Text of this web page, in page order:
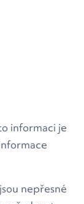
informaci je
nepřesné